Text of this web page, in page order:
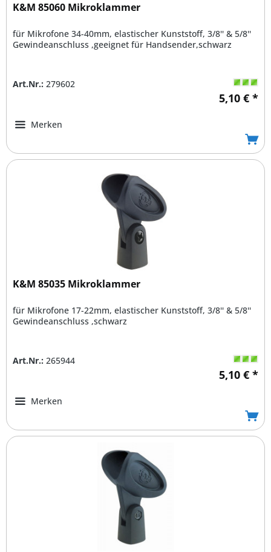
K&M 85060 Mikroklammer
für Mikrofone 34-40mm, elastischer Kunststoff, 3/8'' & 5/8''
Gewindeanschluss ,geeignet für Handsender,schwarz
Art.Nr.: 279602
5,10 € *
Merken
K&M 85035 Mikroklammer
für Mikrofone 17-22mm, elastischer Kunststoff, 3/8'' & 5/8''
Gewindeanschluss ,schwarz
Art.Nr.: 265944
5,10 € *
Merken